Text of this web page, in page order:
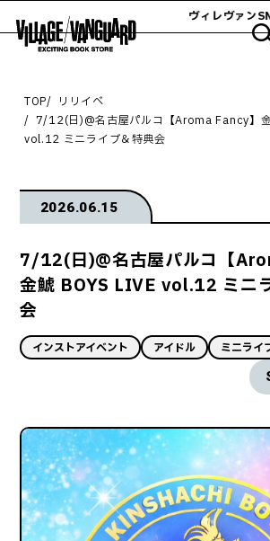
ヴィレヴァンSNS
TOP
リリイベ
7/12(日)@名古屋パルコ【Aroma Fancy】
vol.12 ミニライブ＆特典会
2026.06.15
7/12(日)@名古屋パルコ【
金鯱 BOYS LIVE vol.12 ミニ
会
インストアイベント アイドル ミニライ